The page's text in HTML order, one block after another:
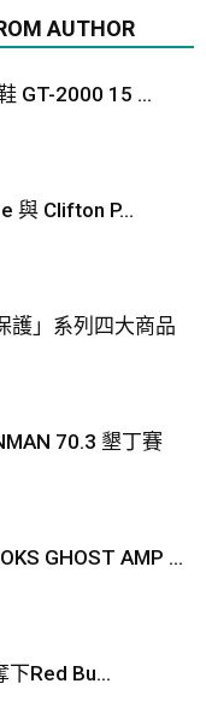
AUTHOR
GT-2000 15 ...
與 Clifton P...
護」系列四大商品
70.3 墾丁賽
GHOST AMP ...
下Red Bu...